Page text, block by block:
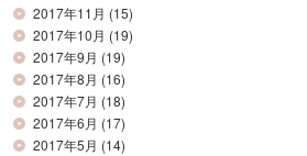
2017年11月 (15)
2017年10月 (19)
2017年9月 (19)
2017年8月 (16)
2017年7月 (18)
2017年6月 (17)
2017年5月 (14)